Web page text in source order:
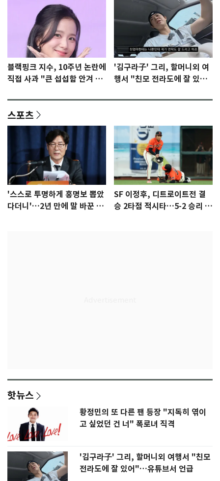
블랙핑크 지수, 10주년 논란에
직접 사과 "큰 섭섭함 안겨 미
'김구라子' 그리, 할머니외 여
행서 "친모 전라도에 잘 있
스포츠
'스스로 투명하게 홍명보 뽑았
다더니'…2년 만에 말 바꾼 이
SF 이정후, 디트로이트전 결
승 2타점 적시타…5-2 승리 견
핫뉴스
황정민의 또 다른 팬 등장 "지독히 엮이
고 싶었던 건 너" 폭로녀 직격
'김구라子' 그리, 할머니외 여행서 "친모
전라도에 잘 있어"…유튜브서 언급